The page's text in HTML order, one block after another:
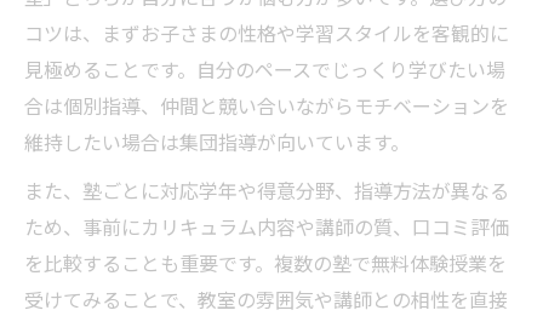
コツは、まずお子さまの性格や学習スタイルを客観的に
見極めることです。自分のペースでじっくり学びたい場
合は個別指導、仲間と競い合いながらモチベーションを
維持したい場合は集団指導が向いています。
また、塾ごとに対応学年や得意分野、指導方法が異なる
ため、事前にカリキュラム内容や講師の質、口コミ評価
を比較することも重要です。複数の塾で無料体験授業を
受けてみることで、教室の雰囲気や講師との相性を直接